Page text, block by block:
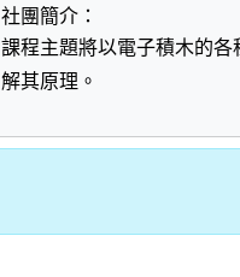
社團簡介：
課程主題將以電子積木的
解其原理。